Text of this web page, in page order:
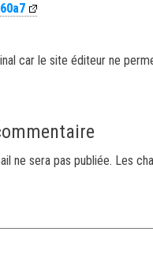
car le site éditeur ne
ne sera pas publiée. Les